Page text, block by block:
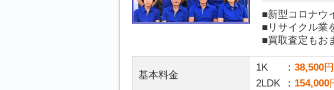
■新型コロナウ
■リサイクル業
■買取査定もお
基本料金
1K 38,500
2LDK
154,000